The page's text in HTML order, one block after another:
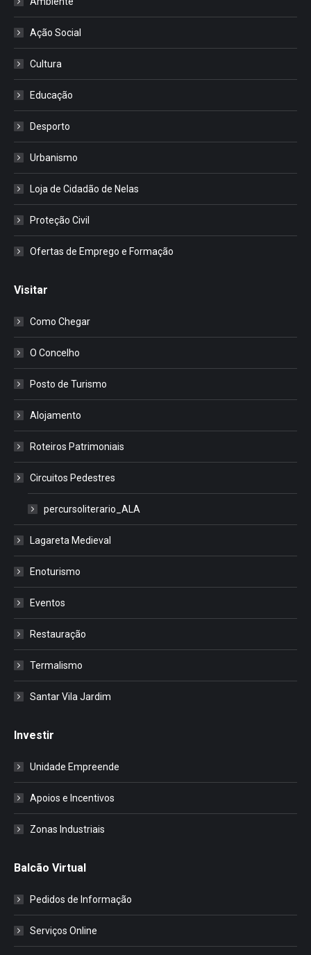
Ação Social
Cultura
Educação
Desporto
Urbanismo
Loja de Cidadão de Nelas
Proteção Civil
Ofertas de Emprego e Formação
Visitar
Como Chegar
O Concelho
Posto de Turismo
Alojamento
Roteiros Patrimoniais
Circuitos Pedestres
percursoliterario_ALA
Lagareta Medieval
Enoturismo
Eventos
Restauração
Termalismo
Santar Vila Jardim
Investir
Unidade Empreende
Apoios e Incentivos
Zonas Industriais
Balcão Virtual
Pedidos de Informação
Serviços Online